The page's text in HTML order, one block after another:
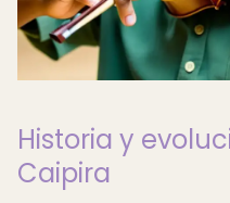
Historia y
Caipira